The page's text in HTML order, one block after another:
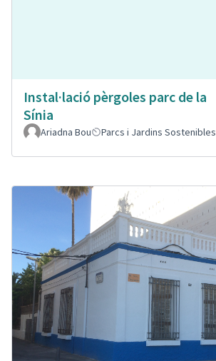
Instal·lació pèrgoles parc de la
Sínia
Ariadna Bou Parcs i Jardins Sostenibles